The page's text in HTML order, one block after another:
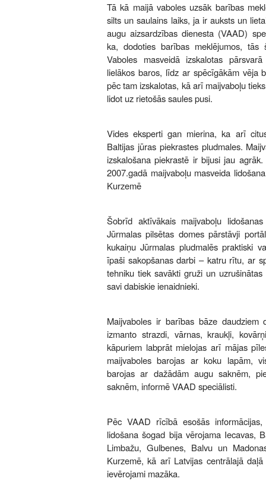
Tā kā maijā vaboles uzsāk barības
silts un saulains laiks, ja ir auksts un
augu aizsardzības dienesta (VAAD)
ka, dodoties barības meklējumos, tās
Vaboles masveidā izskalotas
lielākos baros, līdz ar spēcīgākām vēja
pēc tam izskalotas, kā arī maijvaboļu
lidot uz rietošās saules pusi.
Vides eksperti gan mierina, ka arī
Baltijas jūras piekrastes pludmales.
izskalošana piekrastē ir bijusi jau
2007.gadā maijvaboļu masveida
Kurzemē
Šobrīd aktīvākais maijvaboļu
Jūrmalas pilsētas domes pārstāvji
kukaiņu Jūrmalas pludmalēs praktiski
īpaši sakopšanas darbi – katru rītu, ar
tehniku tiek savākti gruži un
savi dabiskie ienaidnieki.
Maijvaboles ir barības bāze daudziem
izmanto strazdi, vārnas, kraukļi,
kāpuriem labprāt mielojas arī mājas
maijvaboles barojas ar koku lapām,
barojas ar dažādām augu saknēm,
saknēm, informē VAAD speciālisti.
Pēc VAAD rīcībā esošās
lidošana šogad bija vērojama Iecavas,
Limbažu, Gulbenes, Balvu un
Kurzemē, kā arī Latvijas centrālajā
ievērojami mazāka.